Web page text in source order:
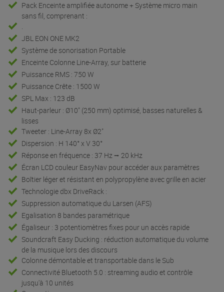
Pack Enceinte amplifiée autonome + Système micro main
sans fil, comprenant :
.
JBL EON ONE MK2
Système de sonorisation Portable
Enceinte Colonne Line-Array, sur batterie
Puissance RMS : 750 W
Puissance Crête : 1500 W
SPL Max : 123 dB
Haut-parleur : Ø10" (250 mm) optimisé, basses naturelles &
lisses
Tweeter : Line-Array 8x Ø2"
Dispersion : H 140° x V 30°
Réponse en fréquence : 37 Hz ⭢ 20 kHz
Écran LCD couleur EasyNav pour accéder aux paramètres
Boîtier léger et résistant en polypropylène avec grille en acier
Technologie dbx DriveRack :
Suppression automatique du Larsen (AFS)
Egalisation 8 bandes paramétrique
Égaliseur : 3 potentiomètres fixes pour un accès rapide
Soundcraft Easy Ducking : réduction automatique du volume
de la musique lors des discours
Colonne démontable et transportable dans le Sub
Connectivité Bluetooth 5.0 : streaming audio et contrôle
jusqu'à 10 unités